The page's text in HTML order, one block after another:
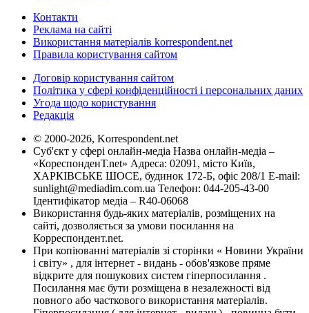
Контакти
Реклама на сайті
Використання матеріалів korrespondent.net
Правила користування сайтом
Договір користування сайтом
Політика у сфері конфіденційності і персональних даних
Угода щодо користування
Редакція
© 2000-2026, Korrespondent.net
Суб'єкт у сфері онлайн-медіа Назва онлайн-медіа –
«КореспонденТ.net» Адреса: 02091, місто Київ,
ХАРКІВСЬКЕ ШОСЕ, будинок 172-Б, офіс 208/1 E-mail:
sunlight@mediadim.com.ua Телефон: 044-205-43-00
Ідентифікатор медіа – R40-06068
Використання будь-яких матеріалів, розміщених на
сайті, дозволяється за умови посилання на
Корреспондент.net.
При копіюванні матеріалів зі сторінки « Новини України
і світу» , для інтернет - видань - обов'язкове пряме
відкрите для пошукових систем гіперпосилання .
Посилання має бути розміщена в незалежності від
повного або часткового використання матеріалів.